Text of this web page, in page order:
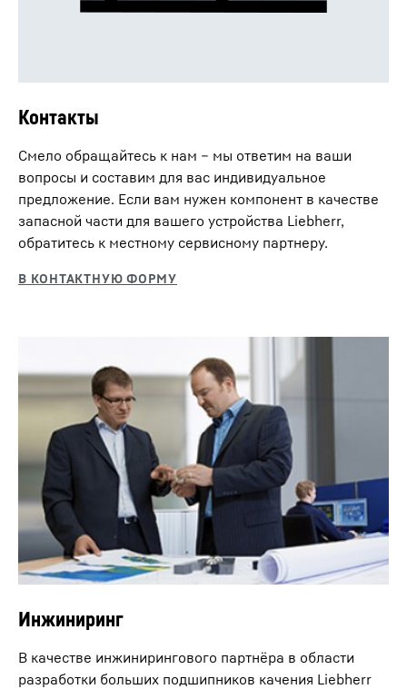
Контакты
Смело обращайтесь к нам – мы ответим на ваши
вопросы и составим для вас индивидуальное
предложение. Если вам нужен компонент в качестве
запасной части для вашего устройства Liebherr,
обратитесь к местному сервисному партнеру.
Инжиниринг
В качестве инжинирингового партнёра в области
разработки больших подшипников качения Liebherr